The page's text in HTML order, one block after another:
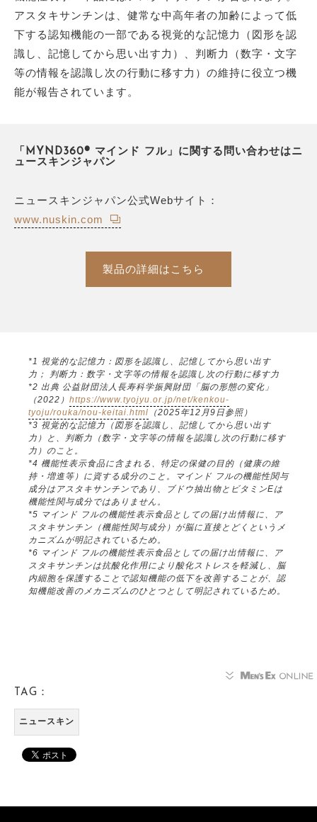
アスタキサンチンは、健常な中高年者の加齢によって低
下する認知機能の一部である視覚的な記憶力（図形を認
識し、記憶してから思い出す力）、判断力（数字・文字
等の情報を認識し次の行動に移す力）の維持に役立つ機
能が報告されています。
「MYND360® マインド フル」に関する問い合わせはニ
ュースキンジャパン
ニュースキンジャパン公式Webサイト：
www.nuskin.com
製品の詳細はこちら
*1 視覚的な記憶力：図形を認識し、記憶してから思い出す
力； 判断力：数字・文字等の情報を認識し次の行動に移す力
*2 出典 公益財団法人長寿科学振興財団「脳の形態の変化」
（2022） https://www.tyojyu.or.jp/net/kenkou-
tyoju/rouka/nou-keitai.html （2025年12月9日参照）
*3 視覚的な記憶力（図形を認識し、記憶してから思い出す
力）と、判断力（数字・文字等の情報を認識し次の行動に移す
力）のこと。
*4 機能性表示食品に含まれる、特定の保健の目的（健康の維
持・増進等）に資する成分のこと。マインド フルの機能性関与
成分はアスタキサンチンであり、ブドウ抽出物とビタミンEは
機能性関与成分ではありません。
*5 マインド フルの機能性表示食品としての届け出情報に、ア
スタキサンチン（機能性関与成分）が脳に直接とどくというメ
カニズムが明記されているため。
*6 マインド フルの機能性表示食品としての届け出情報に、ア
スタキサンチンは抗酸化作用により酸化ストレスを軽減し、脳
内細胞を保護することで認知機能の低下を改善することが、認
知機能改善のメカニズムのひとつとして明記されているため。
TAG：
ニュースキン